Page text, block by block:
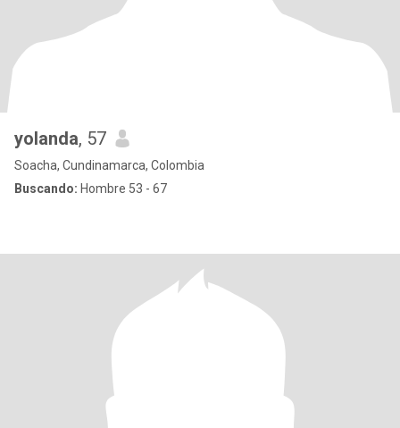
yolanda, 57
Soacha, Cundinamarca, Colombia
Buscando: Hombre 53 - 67